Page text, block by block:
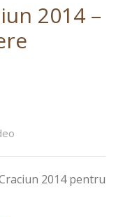
2014 –
2014 pentru